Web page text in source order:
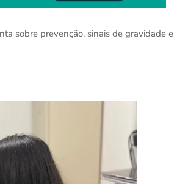
sobre prevenção, sinais de gravidade e